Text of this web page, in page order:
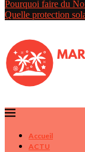
Pourquoi faire du
Quelle protection
Accueil
ACTU